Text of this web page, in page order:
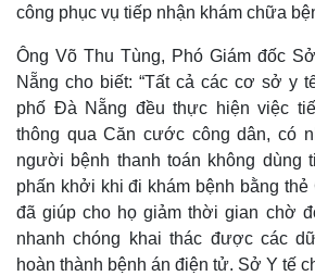
công phục vụ tiếp nhận khám chữa
Ông Võ Thu Tùng, Phó Giám đốc
Nẵng cho biết: “Tất cả các cơ sở y
phố Đà Nẵng đều thực hiện việc
thông qua Căn cước công dân, có
người bệnh thanh toán không dùng
phấn khởi khi đi khám bệnh bằng
đã giúp cho họ giảm thời gian chờ
nhanh chóng khai thác được các
hoàn thành bệnh án điện tử. Sở Y tế